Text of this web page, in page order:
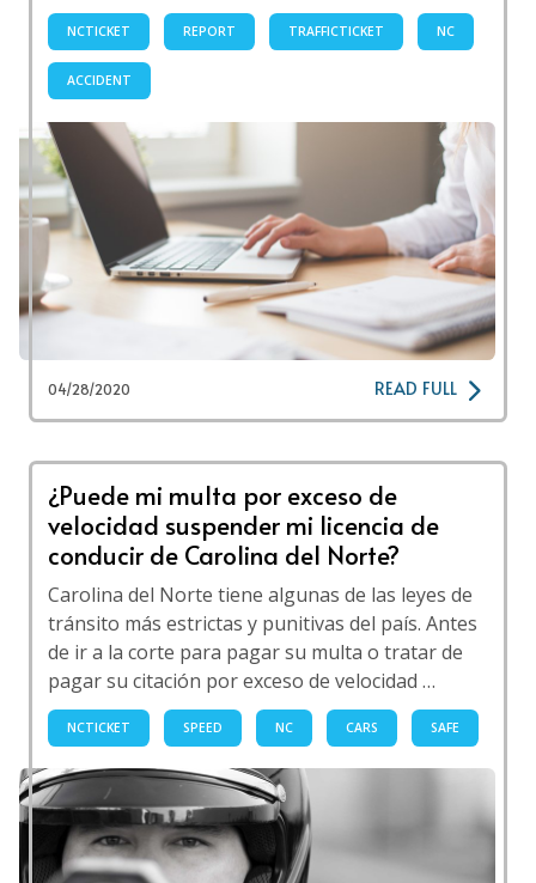
NCTICKET REPORT TRAFFICTICKET NC
ACCIDENT
04/28/2020 READ FULL
¿Puede mi multa por exceso de
velocidad suspender mi licencia de
conducir de Carolina del Norte?
Carolina del Norte tiene algunas de las leyes de
tránsito más estrictas y punitivas del país. Antes
de ir a la corte para pagar su multa o tratar de
pagar su citación por exceso de velocidad …
NCTICKET SPEED NC CARS SAFE